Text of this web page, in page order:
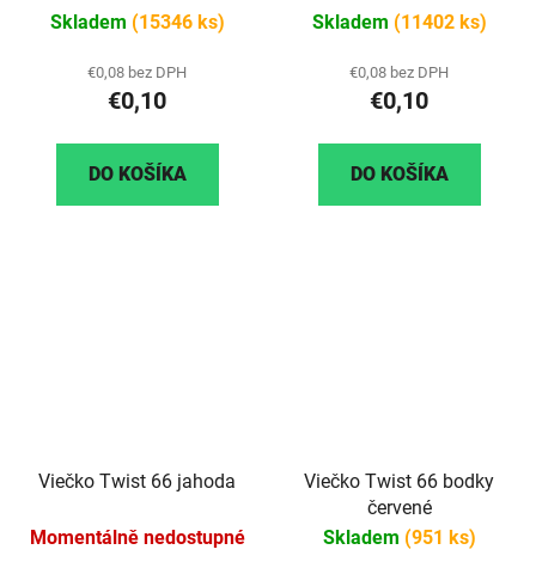
Skladem (15346 ks)
€0,08 bez DPH
€0,10
DO KOŠÍKA
Skladem (11402 ks)
€0,08 bez DPH
€0,10
DO KOŠÍKA
Viečko Twist 66 jahoda
Momentálně nedostupné
Viečko Twist 66 bodky
červené
Skladem (951 ks)